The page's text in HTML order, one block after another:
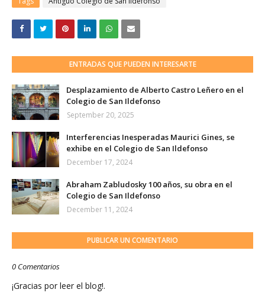
ENTRADAS QUE PUEDEN INTERESARTE
Desplazamiento de Alberto Castro Leñero en el
Colegio de San Ildefonso
September 20, 2025
Interferencias Inesperadas Maurici Gines, se
exhibe en el Colegio de San Ildefonso
December 17, 2024
Abraham Zabludosky 100 años, su obra en el
Colegio de San Ildefonso
December 11, 2024
PUBLICAR UN COMENTARIO
0 Comentarios
¡Gracias por leer el blog!.